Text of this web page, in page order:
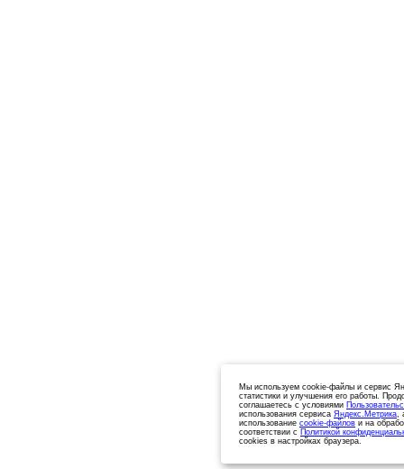
Мы используем cookie-файлы и сервис
статистики и улучшения его работы.
соглашаетесь с условиями
использования сервиса Яндекс.Метрика,
использование cookie-файлов и на
соответствии с Политикой
cookies в настройках браузера.